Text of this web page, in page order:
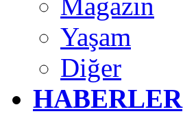
Yaşam
Diğer
HABERLER